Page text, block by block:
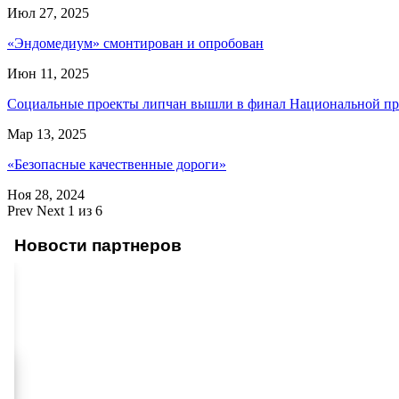
Июл 27, 2025
«Эндомедиум» смонтирован и опробован
Июн 11, 2025
Социальные проекты липчан вышли в финал Национальной
Мар 13, 2025
«Безопасные качественные дороги»
Ноя 28, 2024
Prev Next 1 из 6
Новости партнеров